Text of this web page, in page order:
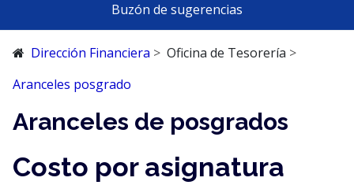
Buzón de sugerencias
Dirección Financiera
Oficina de Tesorería
Aranceles posgrado
Aranceles de posgrados
Costo por asignatura